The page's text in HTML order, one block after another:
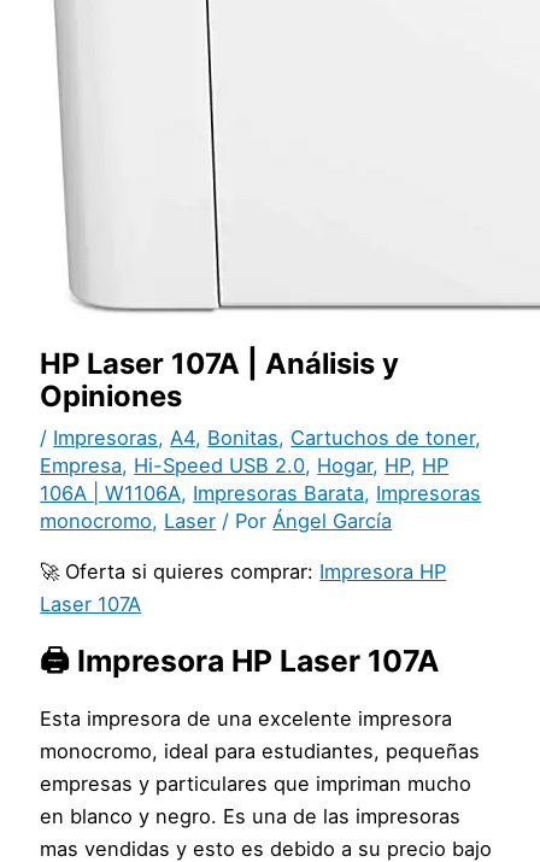
HP Laser 107A | Análisis y
Opiniones
/ Impresoras,A4, Bonitas, Cartuchos de toner,
Empresa, Hi-Speed USB 2.0, Hogar, HP, HP
106A | W1106A, Impresoras Barata, Impresoras
monocromo, Laser / PorÁngel García
🚀 Oferta si quieres comprar: Impresora HP
Laser 107A
🖨️ Impresora HP Laser 107A
Esta impresora de una excelente impresora
monocromo, ideal para estudiantes, pequeñas
empresas y particulares que impriman mucho
en blanco y negro. Es una de las impresoras
mas vendidas y esto es debido a su precio bajo